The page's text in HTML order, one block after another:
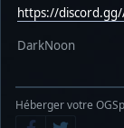
https://discord.gg/
DarkNoon
Héberger votre